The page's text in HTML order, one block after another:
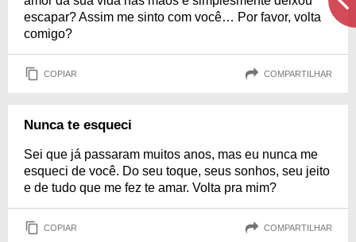
escapar? Assim me sinto com você… Por favor, volta
comigo?
COPIAR COMPARTILHAR
Nunca te esqueci
Sei que já passaram muitos anos, mas eu nunca me
esqueci de você. Do seu toque, seus sonhos, seu jeito
e de tudo que me fez te amar. Volta pra mim?
COPIAR COMPARTILHAR